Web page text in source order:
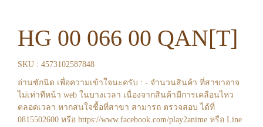
HG 00 066 00 QAN[T]
SKU : 4573102587848
อ่านซักนิด เพื่อความเข้าใจนะครับ : - จำนวนสินค้า ที่สาขาอาจ
ไม่เท่าทีหน้า web ในบางเวลา เนื่องจากสินค้ามีการเคลือนไหว
ตลอดเวลา หากสนใจซื้อที่สาขา สามารถ ตรวจสอบ ได้ที่
0815502600 หรือ https://www.facebook.com/play2anime หรือ Line